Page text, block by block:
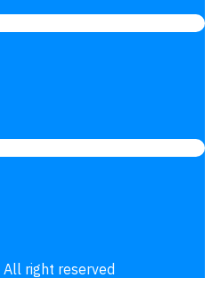
All right reserved